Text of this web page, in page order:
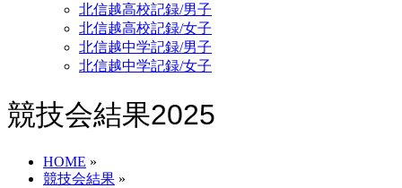
北信越高校記録/男子
北信越高校記録/女子
北信越中学記録/男子
北信越中学記録/女子
競技会結果2025
HOME »
競技会結果 »